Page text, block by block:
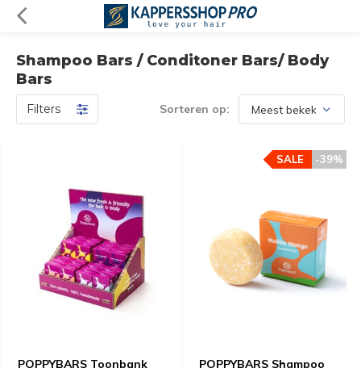
Shampoo Bars / Conditoner Bars/ Body
Bars
Filters Sorteren op:
POPPYBARS Toonbank
POPPYBARS Shampoo
-39%
SALE